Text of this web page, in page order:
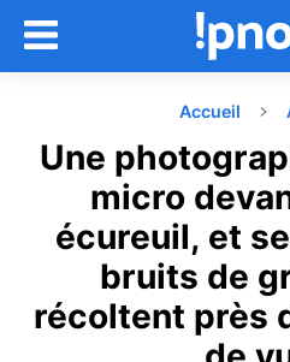
Accueil
Une
micro
écureuil, et
bruits de
récoltent près